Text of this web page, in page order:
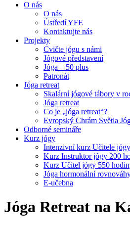
O nás
O nás
Ústředí YFE
Kontaktujte nás
Projekty
Cvičte jógu s námi
Jógové představení
Jóga – 50 plus
Patronát
Jóga retreat
Skalární jógové tábory v
Jóga retreat
Co je „jóga retreat“?
Evropský Chrám Světla
Odborné semináře
Kurz jógy
Intenzivní kurz Učitele
Kurz Instruktor jógy 200
Kurz Učitel jógy 550 hodin
Jóga hormonální
E-učebna
Jóga Retreat na